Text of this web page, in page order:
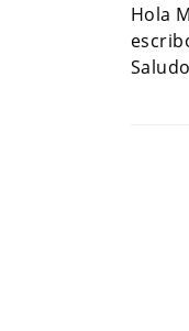
Hola